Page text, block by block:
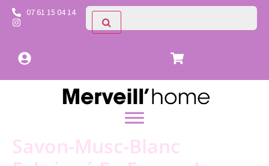
07 61 15 04 14
Savon-Musc-Blanc